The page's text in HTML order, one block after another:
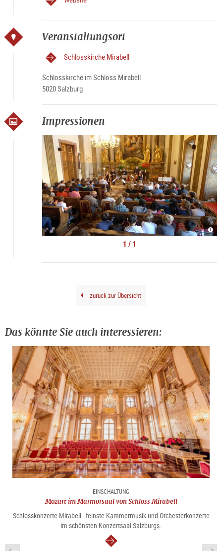
Veranstaltungsort
Schlosskirche Mirabell
Schlosskirche im Schloss Mirabell
5020 Salzburg
Impressionen
©
1 / 1
zurück zur Übersicht
Das könnte Sie auch interessieren:
EINSCHALTUNG
Mozart im Marmorsaal von Schloss Mirabell
Schlosskonzerte Mirabell - feinste Kammermusik und Orchesterkonzerte
im schönsten Konzertsaal Salzburgs.
weiter